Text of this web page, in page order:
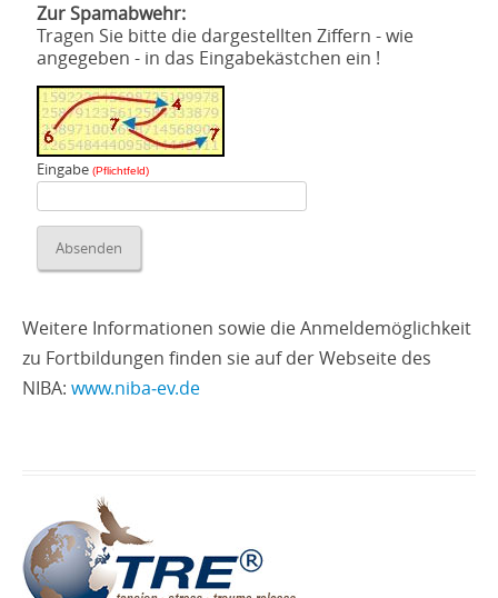
Zur Spamabwehr:
Tragen Sie bitte die dargestellten Ziffern - wie
angegeben - in das Eingabekästchen ein !
Eingabe (Pflichtfeld)
Weitere Informationen sowie die Anmeldemöglichkeit
zu Fortbildungen finden sie auf der Webseite des
NIBA: www.niba‑ev.de